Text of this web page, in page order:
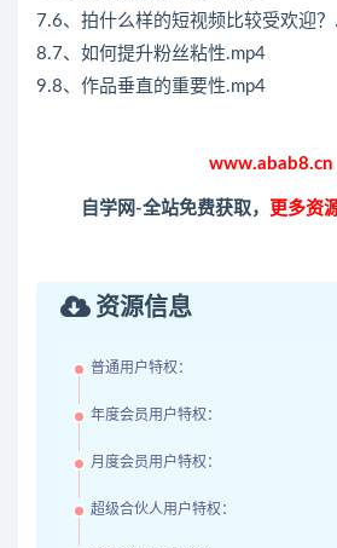
7.6、拍什么样的短视频比较受欢迎
8.7、如何提升粉丝粘性.mp4
9.8、作品垂直的重要性.mp4
www.abab8.cn
自学网-全站免费获取， 更多资
资源信息
普通用户特权：
年度会员用户特权：
月度会员用户特权：
超级合伙人用户特权：